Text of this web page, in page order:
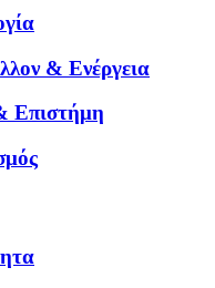
& Ενέργεια
Επιστήμη